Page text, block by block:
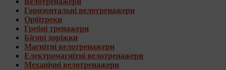
Горизонтальні велотренажери
Орбітреки
Гребні тренажери
Бігові доріжки
Магнітні велотренажери
Електромагнітні велотренажери
Механічні велотренажери